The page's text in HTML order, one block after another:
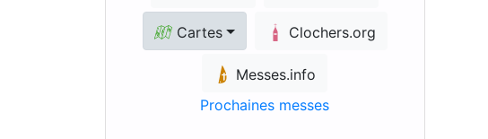
Cartes Clochers.org
Messes.info
Prochaines messes